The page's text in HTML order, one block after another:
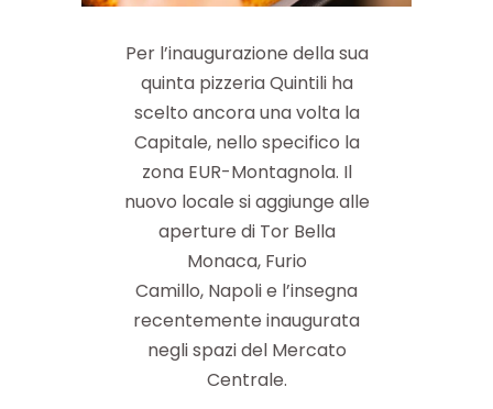
Per l’inaugurazione della sua
quinta pizzeria Quintili ha
scelto ancora una volta la
Capitale, nello specifico la
zona EUR-Montagnola. Il
nuovo locale si aggiunge alle
aperture di Tor Bella
Monaca, Furio
Camillo, Napoli e l’insegna
recentemente inaugurata
negli spazi del Mercato
Centrale.